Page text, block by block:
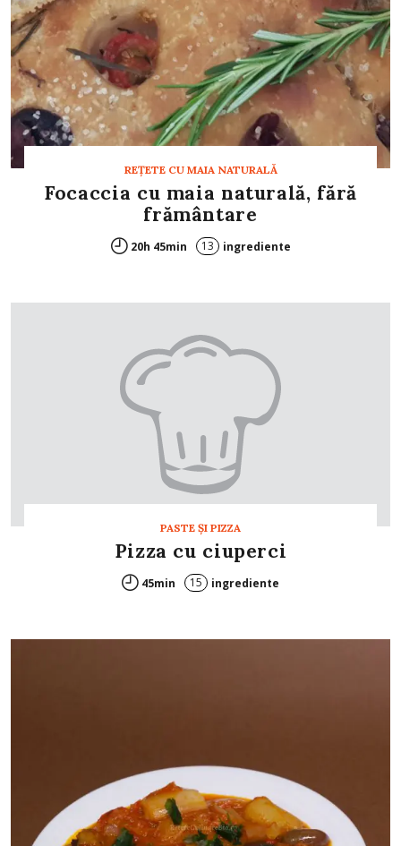
REȚETE CU MAIA NATURALĂ
Focaccia cu maia naturală, fără
frământare
20h 45min 13 ingrediente
PASTE ŞI PIZZA
Pizza cu ciuperci
45min 15 ingrediente